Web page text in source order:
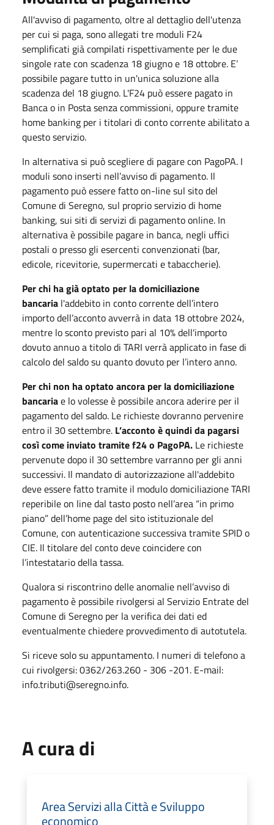
All'avviso di pagamento, oltre al dettaglio dell'utenza
per cui si paga, sono allegati tre moduli F24
semplificati già compilati rispettivamente per le due
singole rate con scadenza 18 giugno e 18 ottobre. E’
possibile pagare tutto in un'unica soluzione alla
scadenza del 18 giugno. L'F24 può essere pagato in
Banca o in Posta senza commissioni, oppure tramite
home banking per i titolari di conto corrente abilitato a
questo servizio.
In alternativa si può scegliere di pagare con PagoPA. I
moduli sono inserti nell’avviso di pagamento. Il
pagamento può essere fatto on-line sul sito del
Comune di Seregno, sul proprio servizio di home
banking, sui siti di servizi di pagamento online. In
alternativa è possibile pagare in banca, negli uffici
postali o presso gli esercenti convenzionati (bar,
edicole, ricevitorie, supermercati e tabaccherie).
Per chi ha già optato per la domiciliazione
bancaria l'addebito in conto corrente dell’intero
importo dell’acconto avverrà in data 18 ottobre 2024,
mentre lo sconto previsto pari al 10% dell'importo
dovuto annuo a titolo di TARI verrà applicato in fase di
calcolo del saldo su quanto dovuto per l’intero anno.
Per chi non ha optato ancora per la domiciliazione
bancariae lo volesse è possibile ancora aderire per il
pagamento del saldo. Le richieste dovranno pervenire
entro il 30 settembre. L’acconto è quindi da pagarsi
così come inviato tramite f24 o PagoPA. Le richieste
pervenute dopo il 30 settembre varranno per gli anni
successivi. Il mandato di autorizzazione all'addebito
deve essere fatto tramite il modulo domiciliazione TARI
reperibile on line dal tasto posto nell’area “in primo
piano” dell’home page del sito istituzionale del
Comune, con autenticazione successiva tramite SPID o
CIE. Il titolare del conto deve coincidere con
l’intestatario della tassa.
Qualora si riscontrino delle anomalie nell’avviso di
pagamento è possibile rivolgersi al Servizio Entrate del
Comune di Seregno per la verifica dei dati ed
eventualmente chiedere provvedimento di autotutela.
Si riceve solo su appuntamento. I numeri di telefono a
cui rivolgersi: 0362/263.260 - 306 -201. E-mail:
info.tributi@seregno.info.
A cura di
Area Servizi alla Città e Sviluppo
economico